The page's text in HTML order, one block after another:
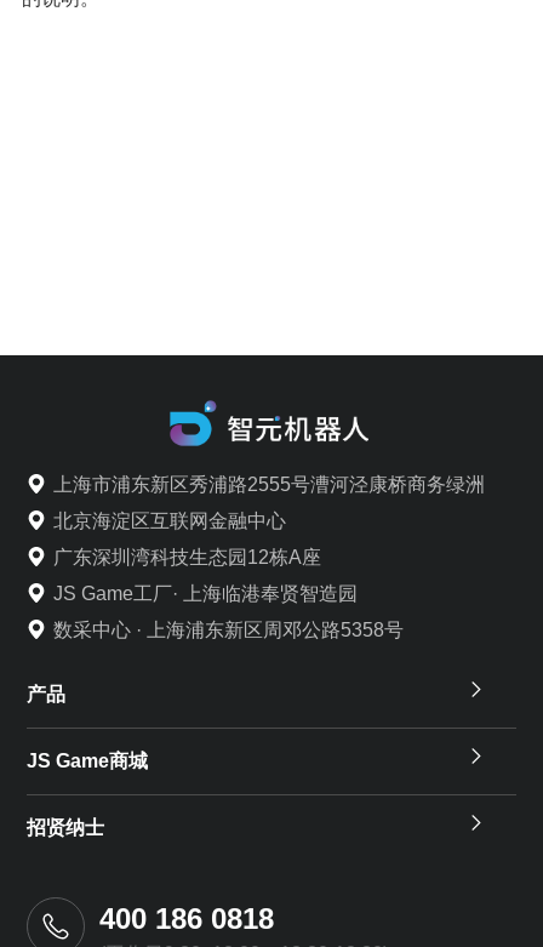
上海市浦东新区秀浦路2555号漕河泾康桥商务绿洲
北京海淀区互联网金融中心
广东深圳湾科技生态园12栋A座
JS Game工厂· 上海临港奉贤智造园
数采中心 · 上海浦东新区周邓公路5358号
产品
JS Game商城
招贤纳士
400 186 0818